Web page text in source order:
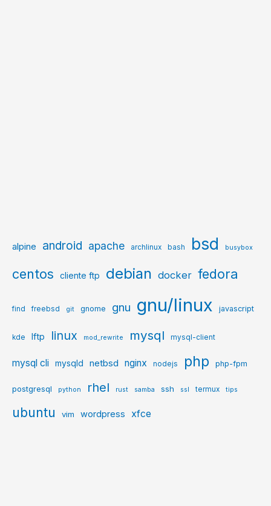
alpine android apache archlinux bash bsd busybox
centos cliente ftp debian docker fedora
find freebsd git gnome gnu gnu/linux javascript
kde lftp linux mod_rewrite mysql mysql-client
mysql cli mysqld netbsd nginx nodejs php php-fpm
postgresql python rhel rust samba ssh ssl termux tips
ubuntu vim wordpress xfce